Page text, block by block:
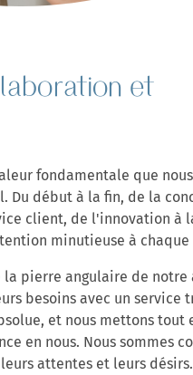
et
fondamentale que
Du début à la fin, de la
client, de l'innovation à
minutieuse à
la pierre angulaire de
besoins avec un service
et nous mettons tout
en nous. Nous sommes
attentes et leurs désirs.